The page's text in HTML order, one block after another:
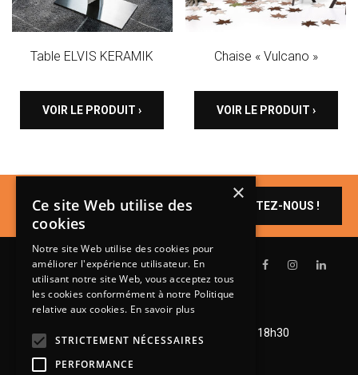
Table ELVIS KERAMIK
VOIR LE PRODUIT ›
Chaise « Vulcano »
VOIR LE PRODUIT ›
Un produit vous
intéresse ?
CONTACTEZ-NOUS !
Lundi de 14h à 18h30
Mardi à vendredi de 9h à 12h et de 14h à 18h30
×
Ce site Web utilise des
cookies
Notre site Web utilise des cookies pour
améliorer l'expérience utilisateur. En
utilisant notre site Web, vous acceptez tous
les cookies conformément à notre Politique
relative aux cookies. En savoir plus
STRICTEMENT NÉCESSAIRES
PERFORMANCE